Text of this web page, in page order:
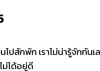
ปสักพัก เราไม่น่ารู้จักกันเ
ม่ได้อยู่ดี